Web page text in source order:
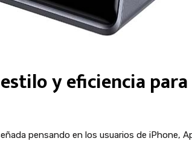
y eficiencia
pensando en los usuarios de iPhone,